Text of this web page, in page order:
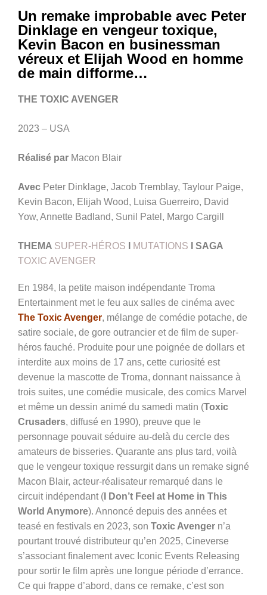
Un remake improbable avec Peter
Dinklage en vengeur toxique,
Kevin Bacon en businessman
véreux et Elijah Wood en homme
de main difforme…
THE TOXIC AVENGER
2023 – USA
Réalisé par Macon Blair
Avec Peter Dinklage, Jacob Tremblay, Taylour Paige,
Kevin Bacon, Elijah Wood, Luisa Guerreiro, David
Yow, Annette Badland, Sunil Patel, Margo Cargill
THEMA SUPER-HÉROS MUTATIONS
I SAGA
TOXIC AVENGER
En 1984, la petite maison indépendante Troma
Entertainment met le feu aux salles de cinéma avec
The Toxic Avenger, mélange de comédie potache, de
satire sociale, de gore outrancier et de film de super-
héros fauché. Produite pour une poignée de dollars et
interdite aux moins de 17 ans, cette curiosité est
devenue la mascotte de Troma, donnant naissance à
trois suites, une comédie musicale, des comics Marvel
et même un dessin animé du samedi matin (Toxic
Crusaders, diffusé en 1990), preuve que le
personnage pouvait séduire au-delà du cercle des
amateurs de bisseries. Quarante ans plus tard, voilà
que le vengeur toxique ressurgit dans un remake signé
Macon Blair, acteur-réalisateur remarqué dans le
circuit indépendant ( I Don’t Feel at Home in This
World Anymore). Annoncé depuis des années et
teasé en festivals en 2023, son Toxic Avenger n’a
pourtant trouvé distributeur qu’en 2025, Cineverse
s’associant finalement avec Iconic Events Releasing
pour sortir le film après une longue période d’errance.
Ce qui frappe d’abord, dans ce remake, c’est son